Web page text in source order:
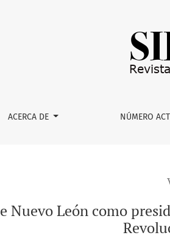
como presidio político durante
ACERCA DE NÚMERO
Nuevo León como